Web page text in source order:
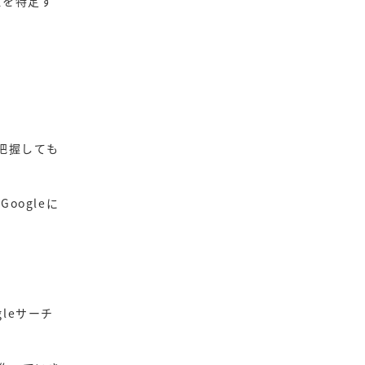
握しても
に
サーチ